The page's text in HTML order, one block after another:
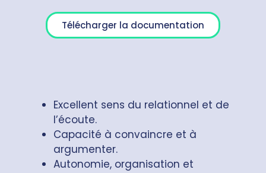
Télécharger la documentation
Excellent sens du relationnel et de
l’écoute.
Capacité à convaincre et à
argumenter.
Autonomie, organisation et